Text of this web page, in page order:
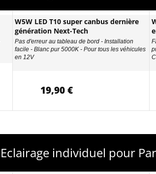
W5W LED T10 super canbus dernière
génération Next-Tech
Pas d'erreur au tableau de bord - Installation
facile - Blanc pur 5000K - Pour tous les véhicules
en 12V
19,90 €
Eclairage individuel pour